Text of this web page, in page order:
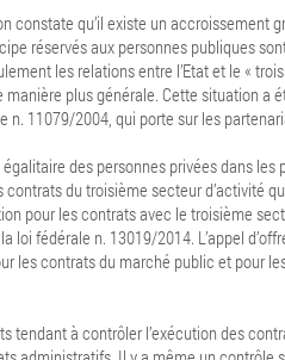
constate qu’il existe un accroissement
réservés aux personnes publiques
les relations entre l’Etat et le «
manière plus générale. Cette situation a
n. 11079/2004, qui porte sur les
des personnes privées dans
contrats du troisième secteur d’activité
pour les contrats avec le troisième
loi fédérale n. 13019/2014. L’appel
les contrats du marché public et pour
tendant à contrôler l’exécution des